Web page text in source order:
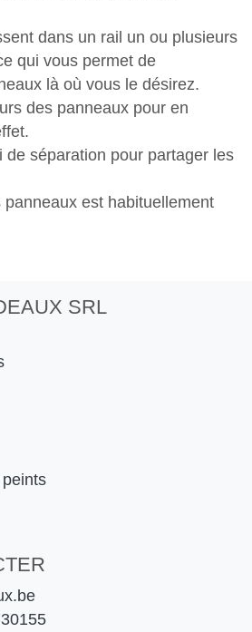
dans un rail un ou plusieurs
qui vous permet de
là où vous le désirez.
des panneaux pour en
de séparation pour partager les
panneaux est habituellement
SRL